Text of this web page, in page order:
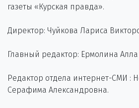
газеты «Курская правда».
Директор: Чуйкова Лариса
Главный редактор: Ермолина
Редактор отдела интернет-СМИ :
Серафима Александровна.